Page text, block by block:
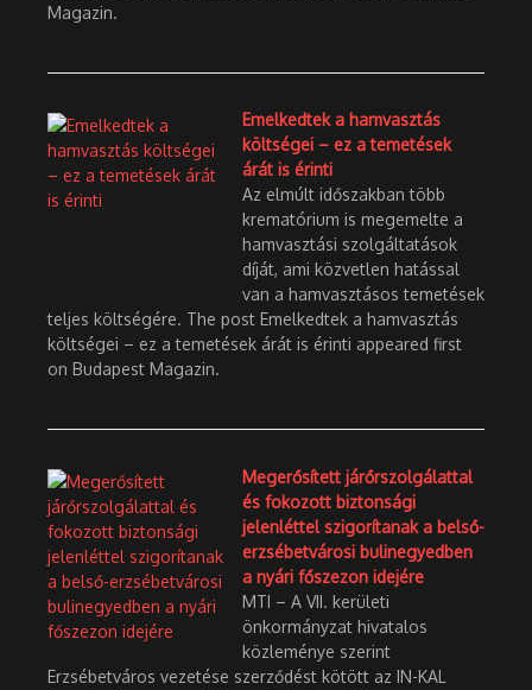
Magazin.
Emelkedtek a hamvasztás
költségei – ez a temetések
árát is érinti
Az elmúlt időszakban több
krematórium is megemelte a
hamvasztási szolgáltatások
díját, ami közvetlen hatással
van a hamvasztásos temetések
teljes költségére. The post Emelkedtek a hamvasztás
költségei – ez a temetések árát is érinti appeared first
on Budapest Magazin.
Megerősített járőrszolgálattal
és fokozott biztonsági
jelenléttel szigorítanak a belső-
erzsébetvárosi bulinegyedben
a nyári főszezon idejére
MTI – A VII. kerületi
önkormányzat hivatalos
közleménye szerint
Erzsébetváros vezetése szerződést kötött az IN-KAL